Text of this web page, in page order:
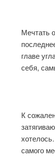
Мечтать
главе
себя,
К
самого